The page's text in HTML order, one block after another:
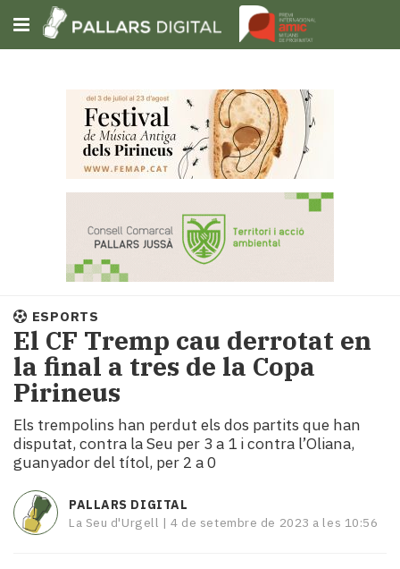
Subscriu-t'hi
Portada
Societat
Política
i
municipis
Economia
turisme
Cultura
Esports
Mai
tant!
TV
ESPORTS
El CF Tremp cau derrotat en
la final a tres de la Copa
Pirineus
Els trempolins han perdut els dos partits que han
disputat, contra la Seu per 3 a 1 i contra l’Oliana,
guanyador del títol, per 2 a 0
PALLARS DIGITAL
La Seu d'Urgell |4 de setembre de 2023 a les 10:56